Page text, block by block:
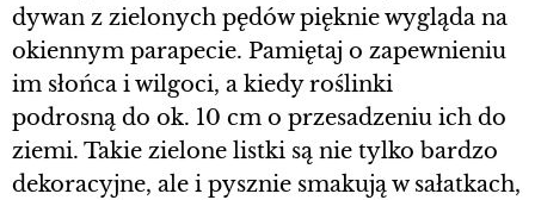
dywan z zielonych pędów pięknie wygląda na
okiennym parapecie. Pamiętaj o zapewnieniu
im słońca i wilgoci, a kiedy roślinki
podrosną do ok. 10 cm o przesadzeniu ich do
ziemi. Takie zielone listki są nie tylko bardzo
dekoracyjne, ale i pysznie smakują w sałatkach,